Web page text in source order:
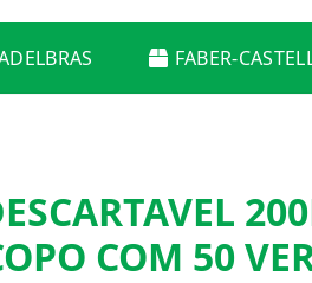
FABER-
COM 50